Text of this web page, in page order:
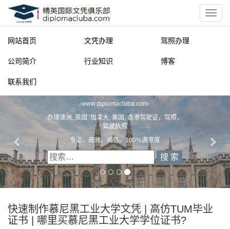
网站首页 文凭办理 驾照办理
公司简介 行业知识 博客
联系我们
-www.diplomacluba.com-
办理澳洲, 英国, 加拿大, 美国, 香港驾驶证，驾照，
驾驶执照
专业、高效、诚信、100%满意度
快速制作慕尼黑工业大学文凭 | 高仿TUM毕业
证书 | 哪里买慕尼黑工业大学学位证书?